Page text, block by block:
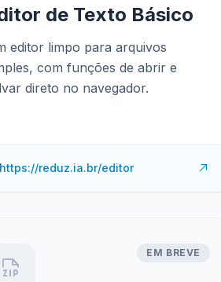
de Texto Básico
editor limpo para arquivos
com funções de abrir e
direto no navegador.
https://reduz.ia.br/editor
EM BREVE